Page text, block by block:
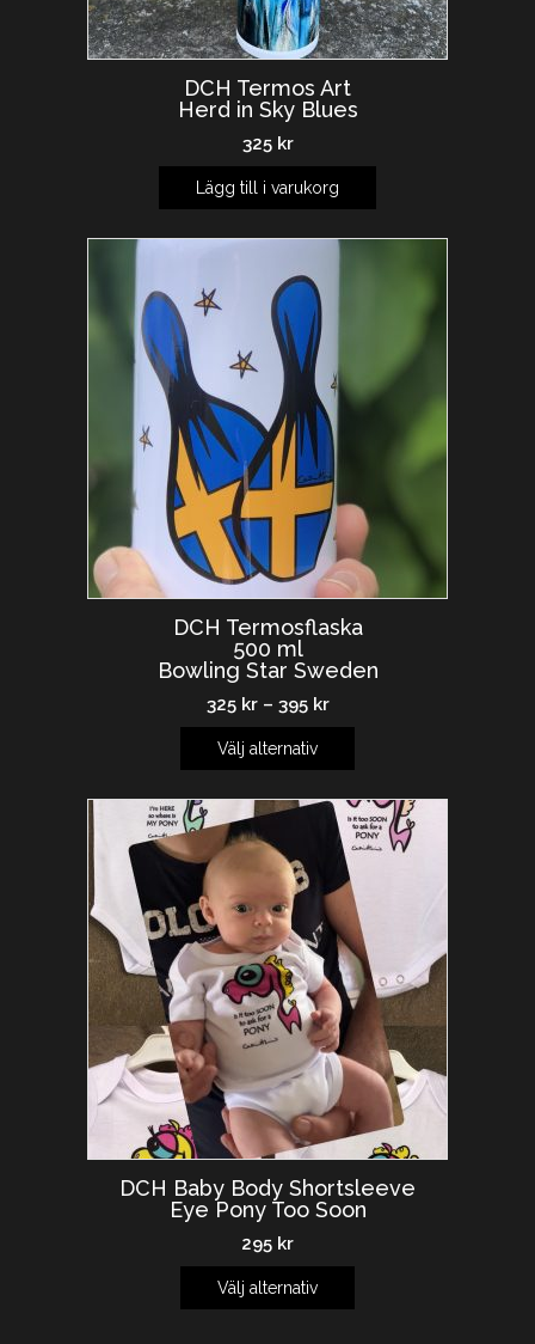
DCH Termos Art
Herd in Sky Blues
325 kr
Lägg till i varukorg
DCH Termosflaska
500 ml
Bowling Star Sweden
325 kr– 395 kr
Välj alternativ
DCH Baby Body Shortsleeve
Eye Pony Too Soon
295 kr
Välj alternativ